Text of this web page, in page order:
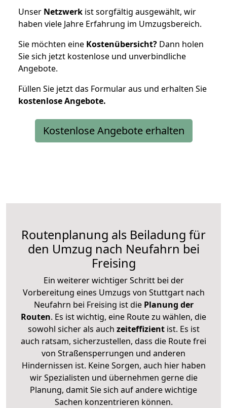
Unser Netzwerk ist sorgfältig ausgewählt, wir
haben viele Jahre Erfahrung im Umzugsbereich.
Sie möchten eine Kostenübersicht? Dann holen
Sie sich jetzt kostenlose und unverbindliche
Angebote.
Füllen Sie jetzt das Formular aus und erhalten Sie
kostenloseAngebote.
Kostenlose Angebote erhalten
Routenplanung als Beiladung für
den Umzug nach Neufahrn bei
Freising
Ein weiterer wichtiger Schritt bei der
Vorbereitung eines Umzugs von Stuttgart nach
Neufahrn bei Freising ist diePlanung der
Routen. Es ist wichtig, eine Route zu wählen, die
sowohl sicher als auch zeiteffizientist. Es ist
auch ratsam, sicherzustellen, dass die Route frei
von Straßensperrungen und anderen
Hindernissen ist. Keine Sorgen, auch hier haben
wir Spezialisten und übernehmen gerne die
Planung, damit Sie sich auf andere wichtige
Sachen konzentrieren können.